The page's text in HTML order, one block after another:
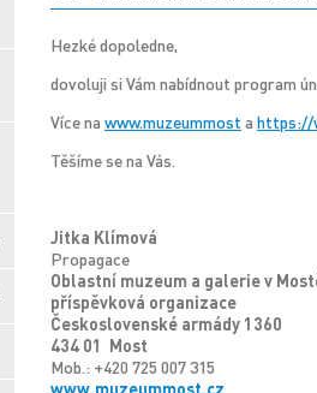
Hezké dopoledne,
dovoluji si Vám nabídnout program
Více na www.muzeummost a https://
Těšíme se na Vás.
Jitka Klímová
Propagace
Oblastní muzeum a galerie v
příspěvková organizace
Československé armády 1360
434 01 Most
Mob.: +420 725 007 315
www.muzeummost.cz